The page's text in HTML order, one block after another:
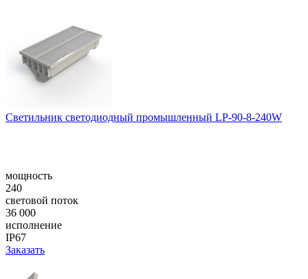
Светильник светодиодный промышленный LP-90-8-240W
мощность
240
световой поток
36 000
исполнение
IP67
Заказать